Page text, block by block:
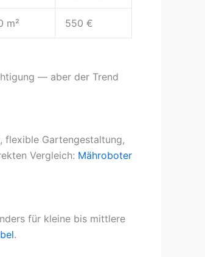
m² 550 €
— aber der Trend
flexible Gartengestaltung,
Vergleich: Mähroboter
für kleine bis mittlere
.